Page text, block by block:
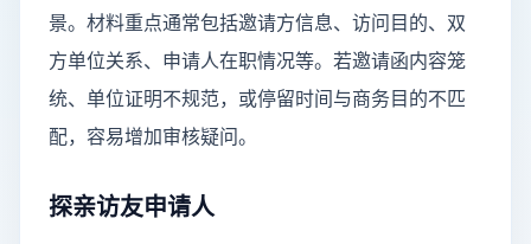
景。材料重点通常包括邀请方信息、访问目的、双
方单位关系、申请人在职情况等。若邀请函内容笼
统、单位证明不规范，或停留时间与商务目的不匹
配，容易增加审核疑问。
探亲访友申请人